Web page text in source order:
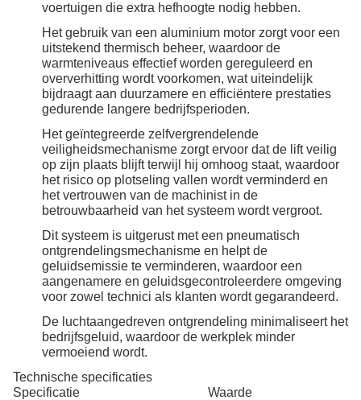
voertuigen die extra hefhoogte nodig hebben.
Het gebruik van een aluminium motor zorgt voor een
uitstekend thermisch beheer, waardoor de
warmteniveaus effectief worden gereguleerd en
oververhitting wordt voorkomen, wat uiteindelijk
bijdraagt ​​aan duurzamere en efficiëntere prestaties
gedurende langere bedrijfsperioden.
Het geïntegreerde zelfvergrendelende
veiligheidsmechanisme zorgt ervoor dat de lift veilig
op zijn plaats blijft terwijl hij omhoog staat, waardoor
het risico op plotseling vallen wordt verminderd en
het vertrouwen van de machinist in de
betrouwbaarheid van het systeem wordt vergroot.
Dit systeem is uitgerust met een pneumatisch
ontgrendelingsmechanisme en helpt de
geluidsemissie te verminderen, waardoor een
aangenamere en geluidsgecontroleerdere omgeving
voor zowel technici als klanten wordt gegarandeerd.
De luchtaangedreven ontgrendeling minimaliseert het
bedrijfsgeluid, waardoor de werkplek minder
vermoeiend wordt.
Technische specificaties
Specificatie
Waarde